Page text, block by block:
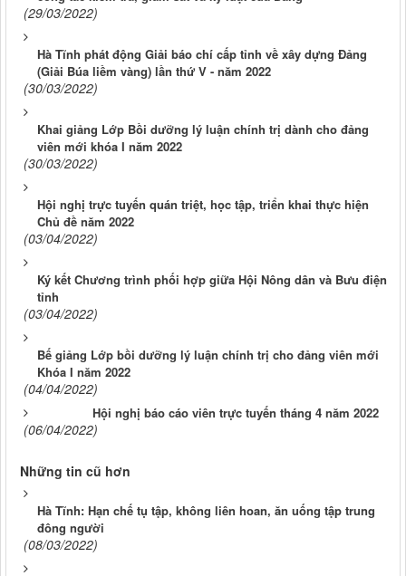
(29/03/2022)
Hà Tĩnh phát động Giải báo chí cấp tỉnh về xây dựng Đảng
(Giải Búa liềm vàng) lần thứ V - năm 2022
(30/03/2022)
Khai giảng Lớp Bồi dưỡng lý luận chính trị dành cho đảng
viên mới khóa I năm 2022
(30/03/2022)
Hội nghị trực tuyến quán triệt, học tập, triển khai thực hiện
Chủ đề năm 2022
(03/04/2022)
Ký kết Chương trình phối hợp giữa Hội Nông dân và Bưu điện
tỉnh
(03/04/2022)
Bế giảng Lớp bồi dưỡng lý luận chính trị cho đảng viên mới
Khóa I năm 2022
(04/04/2022)
Hội nghị báo cáo viên trực tuyến tháng 4 năm 2022
(06/04/2022)
Những tin cũ hơn
Hà Tĩnh: Hạn chế tụ tập, không liên hoan, ăn uống tập trung
đông người
(08/03/2022)